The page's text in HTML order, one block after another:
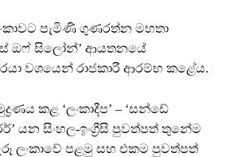
පැමිණි ගුණරත්න මහතා
ඔෆ් සිලෝන්’ ආයතනයේ
වශයෙන් රාජකාරී ආරම්භ කළේය.
කළ ‘ලංකාදීප’ – ‘සන්ඩේ
යන සිංහල-ඉංග්‍රීසි පුවත්පත් තුනේම
ලංකාවේ පළමු සහ එකම පුවත්පත්